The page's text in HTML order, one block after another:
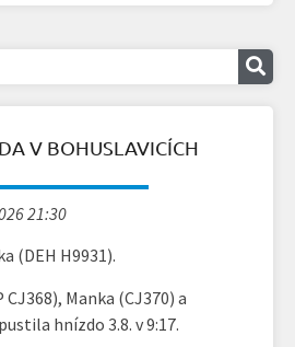
V BOHUSLAVICÍCH
21:30
(DEH H9931).
Manka (CJ370) a
hnízdo 3.8. v 9:17.